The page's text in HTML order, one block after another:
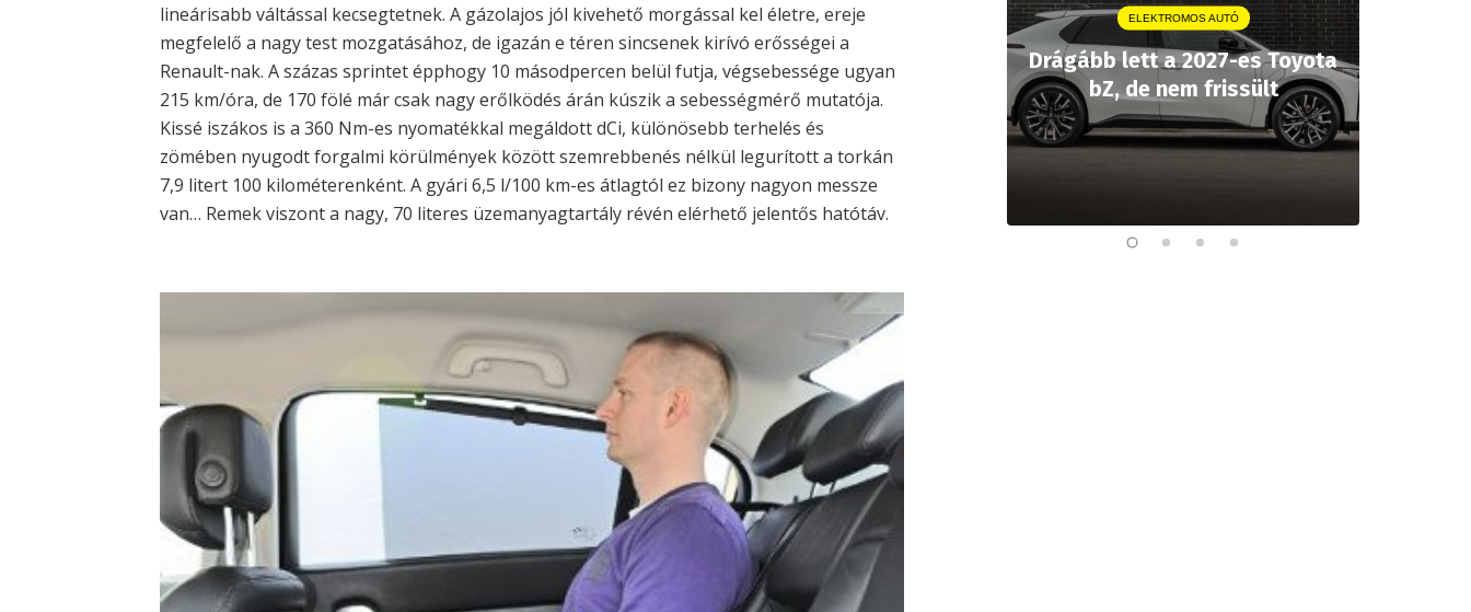
lineárisabb váltással kecsegtetnek. A gázolajos jól kivehető morgással kel életre, ereje
megfelelő a nagy test mozgatásához, de igazán e téren sincsenek kirívó erősségei a
Renault-nak. A százas sprintet épphogy 10 másodpercen belül futja, végsebessége ugyan
215 km/óra, de 170 fölé már csak nagy erőlködés árán kúszik a sebességmérő mutatója.
Kissé iszákos is a 360 Nm-es nyomatékkal megáldott dCi, különösebb terhelés és
zömében nyugodt forgalmi körülmények között szemrebbenés nélkül legurított a torkán
7,9 litert 100 kilométerenként. A gyári 6,5 l/100 km-es átlagtól ez bizony nagyon messze
van… Remek viszont a nagy, 70 literes üzemanyagtartály révén elérhető jelentős hatótáv.
ELEKTROMOS AUTÓ
Drágább lett a 2027-es Toyota
bZ, de nem frissült